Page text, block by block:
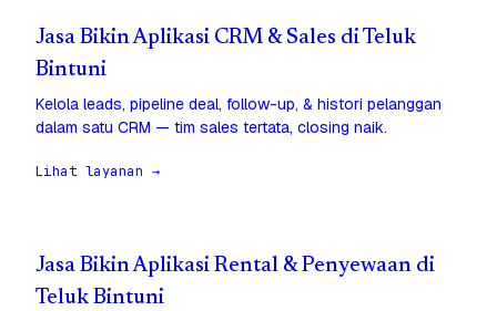
Jasa Bikin Aplikasi CRM & Sales di Teluk
Bintuni
Kelola leads, pipeline deal, follow-up, & histori pelanggan
dalam satu CRM — tim sales tertata, closing naik.
Lihat layanan →
Jasa Bikin Aplikasi Rental & Penyewaan di
Teluk Bintuni